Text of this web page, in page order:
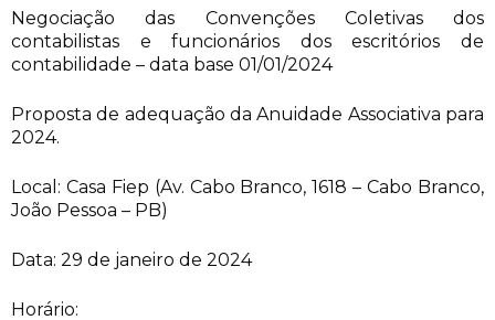
Negociação das Convenções Coletivas dos
contabilistas e funcionários dos escritórios de
contabilidade – data base 01/01/2024
Proposta de adequação da Anuidade Associativa para
2024.
Local: Casa Fiep (Av. Cabo Branco, 1618 – Cabo Branco,
João Pessoa – PB)
Data: 29 de janeiro de 2024
Horário: